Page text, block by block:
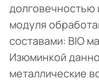
модуля
составами: BIO
Изюминкой
металлические